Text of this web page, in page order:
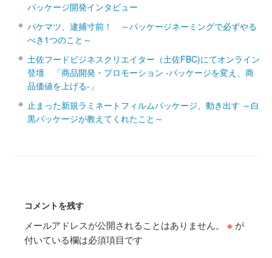
パッケージ開発インタビュー
パケマツ、逮捕寸前！ ～パッケージネーミングで必ずやる
べき1つのこと～
土佐フードビジネスクリエイター（土佐FBC)にてオンライン
登壇 「商品開発・プロモーション ‐パッケージを変え、商
品価値を上げる‐」
止まった新規ラミネートフィルムパッケージ、動き出す ～白
黒パッケージが教えてくれたこと～
コメントを残す
メールアドレスが公開されることはありません。 ※ が
付いている欄は必須項目です